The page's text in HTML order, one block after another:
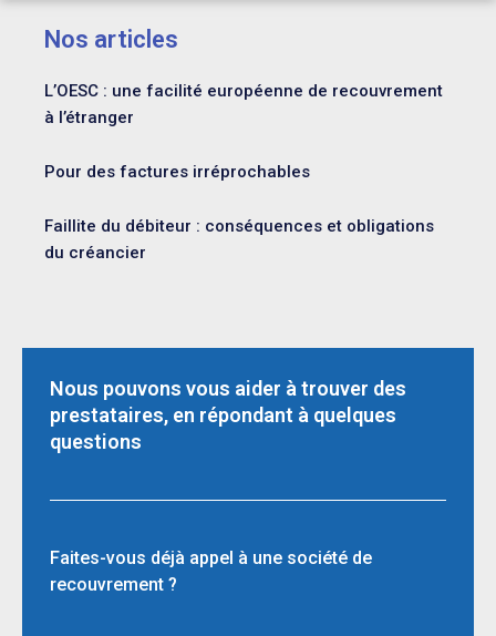
Nos articles
L’OESC : une facilité européenne de recouvrement
à l’étranger
Pour des factures irréprochables
Faillite du débiteur : conséquences et obligations
du créancier
Nous pouvons vous aider à trouver des
prestataires, en répondant à quelques
questions
Faites-vous déjà appel à une société de
recouvrement ?